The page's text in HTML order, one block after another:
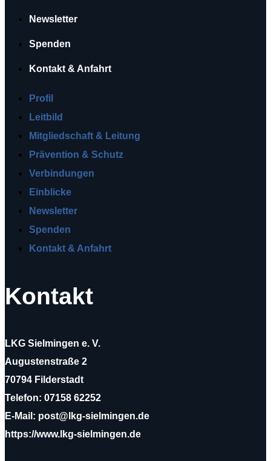
Newsletter
Spenden
Kontakt & Anfahrt
Profil
Leitbild
Mitgliedschaft & Leitung
Prävention & Schutz
Verbindungen
Einblicke
Newsletter
Spenden
Kontakt & Anfahrt
Kontakt
LKG Sielmingen e. V.
Augustenstraße 2
70794 Filderstadt
Telefon: 07158 62252
E-Mail: post@lkg-sielmingen.de
https://www.lkg-sielmingen.de